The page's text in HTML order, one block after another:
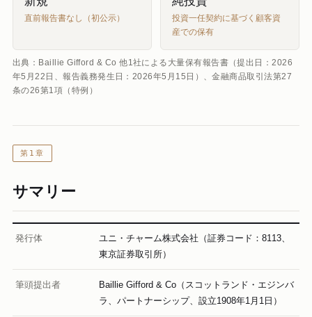
直前報告書なし（初公示）
投資一任契約に基づく顧客資
産での保有
出典：Baillie Gifford & Co 他1社による大量保有報告書（提出日：2026
年5月22日、報告義務発生日：2026年5月15日）、金融商品取引法第27
条の26第1項（特例）
第1章
サマリー
発行体
ユニ・チャーム株式会社（証券コード：8113、
東京証券取引所）
筆頭提出者
Baillie Gifford & Co（スコットランド・エジンバ
ラ、パートナーシップ、設立1908年1月1日）